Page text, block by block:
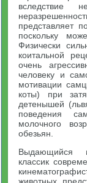
вследствие
представляет
поскольку
Физически
коитальной
очень
человеку и
мотивации
коты) при
детенышей
поведения
молочного
обезьян.
Выдающийся
классик